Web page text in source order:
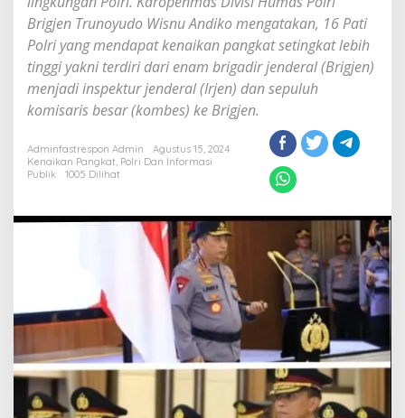
Brigjen Trunoyudo Wisnu Andiko mengatakan, 16 Pati
Polri yang mendapat kenaikan pangkat setingkat lebih
tinggi yakni terdiri dari enam brigadir jenderal (Brigjen)
menjadi inspektur jenderal (Irjen) dan sepuluh
komisaris besar (kombes) ke Brigjen.
Adminfastrespon Admin
Agustus 15, 2024
Kenaikan Pangkat, Polri Dan Informasi
Publik
1005 Dilihat